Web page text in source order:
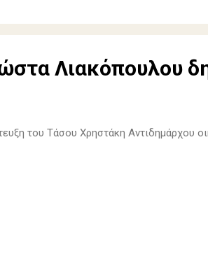
Λιακόπουλου
του Τάσου Χρηστάκη Αντιδημάρχου